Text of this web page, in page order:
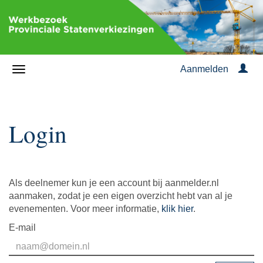
Aanmelden
Login
Als deelnemer kun je een account bij aanmelder.nl
aanmaken, zodat je een eigen overzicht hebt van al je
evenementen. Voor meer informatie, klik hier.
E-mail